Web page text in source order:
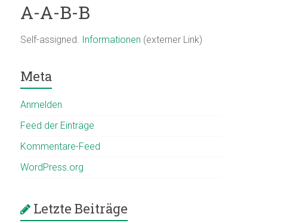
A-A-B-B
Self-assigned. Informationen (externer Link)
Meta
Anmelden
Feed der Einträge
Kommentare-Feed
WordPress.org
Letzte Beiträge